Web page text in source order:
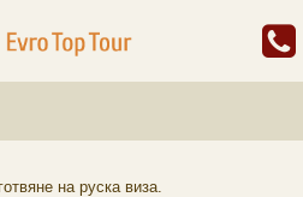
на руска виза.